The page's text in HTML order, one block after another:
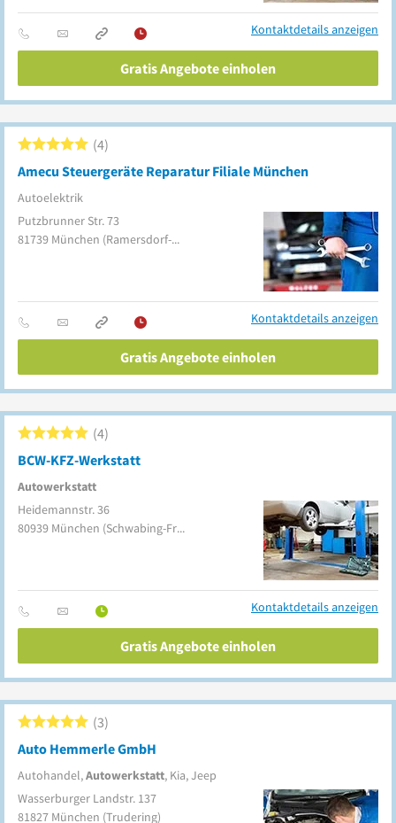
Kontaktdetails anzeigen
Gratis Angebote einholen
Amecu Steuergeräte Reparatur Filiale München
Autoelektrik
4
Putzbrunner Str. 73
81739 München (Ramersdorf-Perlach)
Kontaktdetails anzeigen
Gratis Angebote einholen
BCW-KFZ-Werkstatt
Autowerkstatt
4
Heidemannstr. 36
80939 München (Schwabing-Freimann)
Kontaktdetails anzeigen
Gratis Angebote einholen
Auto Hemmerle GmbH
Autohandel,Autowerkstatt, Kia, Jeep
3
Wasserburger Landstr. 137
81827 München (Trudering)